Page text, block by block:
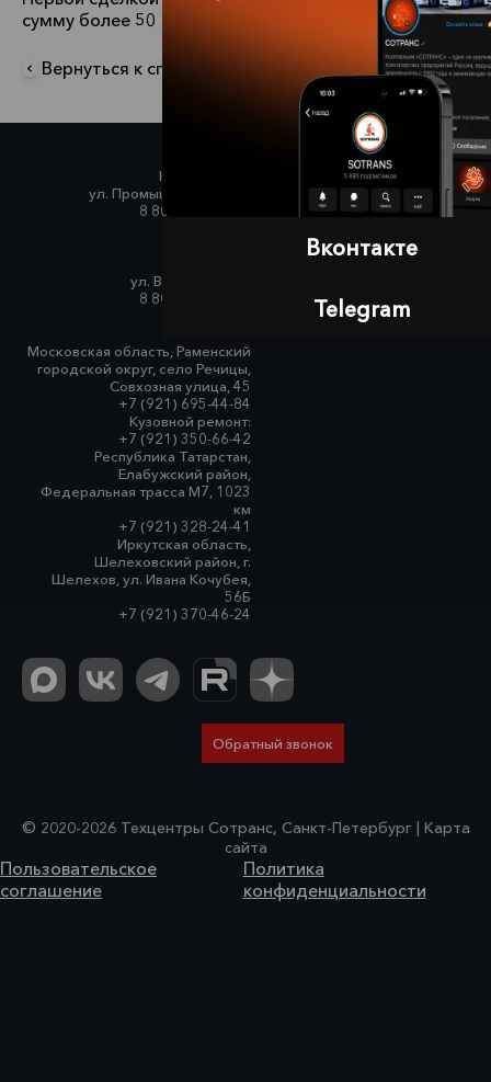
сумму более 50 млн. рублей ►
Вернуться к списку новостей
Красный Бор,
ул. Промышленная, д. 3
8 800 222-14-82
ул. Верхняя, д. 16
8 800 222-89-52
Московская область, Раменский
городской округ, село Речицы,
Совхозная улица, 45
+7 (921) 695-44-84
Кузовной ремонт:
+7 (921) 350-66-42
Республика Татарстан,
Елабужский район,
Федеральная трасса М7, 1023
км
+7 (921) 328-24-41
Иркутская область,
Шелеховский район, г.
Шелехов, ул. Ивана Кочубея,
56Б
+7 (921) 370-46-24
Обратный звонок
© 2020-2026 Техцентры Сотранс, Санкт-Петербург| Карта
сайта
Пользовательское
соглашение
Политика
конфиденциальности
Вконтакте
Telegram